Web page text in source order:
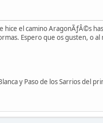
el camino AragonÃƒÂ©s
Espero que os gusten, o
y Paso de los Sarrios del